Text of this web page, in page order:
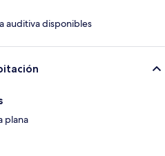
auditiva disponibles
plana